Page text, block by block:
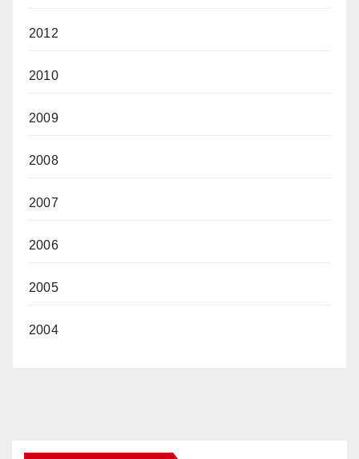
2012
2010
2009
2008
2007
2006
2005
2004